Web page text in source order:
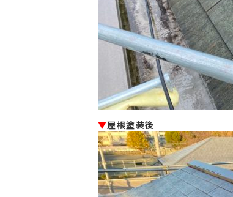
▼屋根塗装後